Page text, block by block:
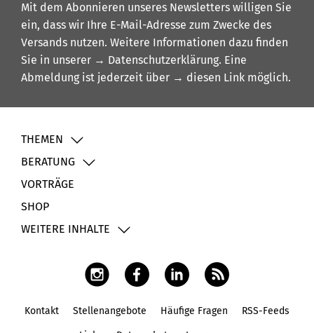
Mit dem Abonnieren unseres Newsletters willigen Sie
ein, dass wir Ihre E-Mail-Adresse zum Zwecke des
Versands nutzen. Weitere Informationen dazu finden
Sie in unserer → Datenschutzerklärung. Eine
Abmeldung ist jederzeit über → diesen Link möglich.
THEMEN
BERATUNG
VORTRÄGE
SHOP
WEITERE INHALTE
Kontakt Stellenangebote Häufige Fragen RSS-Feeds